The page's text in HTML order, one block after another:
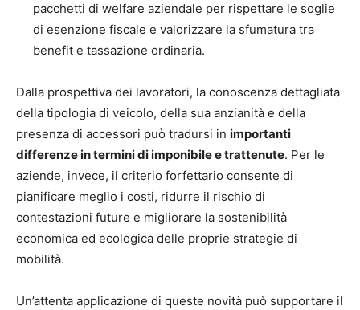
pacchetti di welfare aziendale per rispettare le soglie
di esenzione fiscale e valorizzare la sfumatura tra
benefit e tassazione ordinaria.
Dalla prospettiva dei lavoratori, la conoscenza dettagliata
della tipologia di veicolo, della sua anzianità e della
presenza di accessori può tradursi in importanti
differenze in termini di imponibile e trattenute. Per le
aziende, invece, il criterio forfettario consente di
pianificare meglio i costi, ridurre il rischio di
contestazioni future e migliorare la sostenibilità
economica ed ecologica delle proprie strategie di
mobilità.
Un’attenta applicazione di queste novità può supportare il